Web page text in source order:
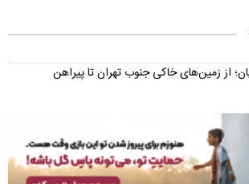
از زمین‌های خاکی جنوب تهران تا پیراهن